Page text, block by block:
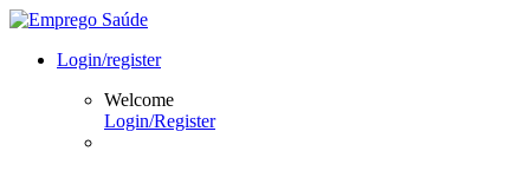
Login/register
Welcome
Login/Register